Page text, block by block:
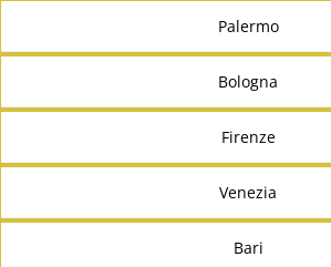
Palermo
Bologna
Firenze
Venezia
Bari